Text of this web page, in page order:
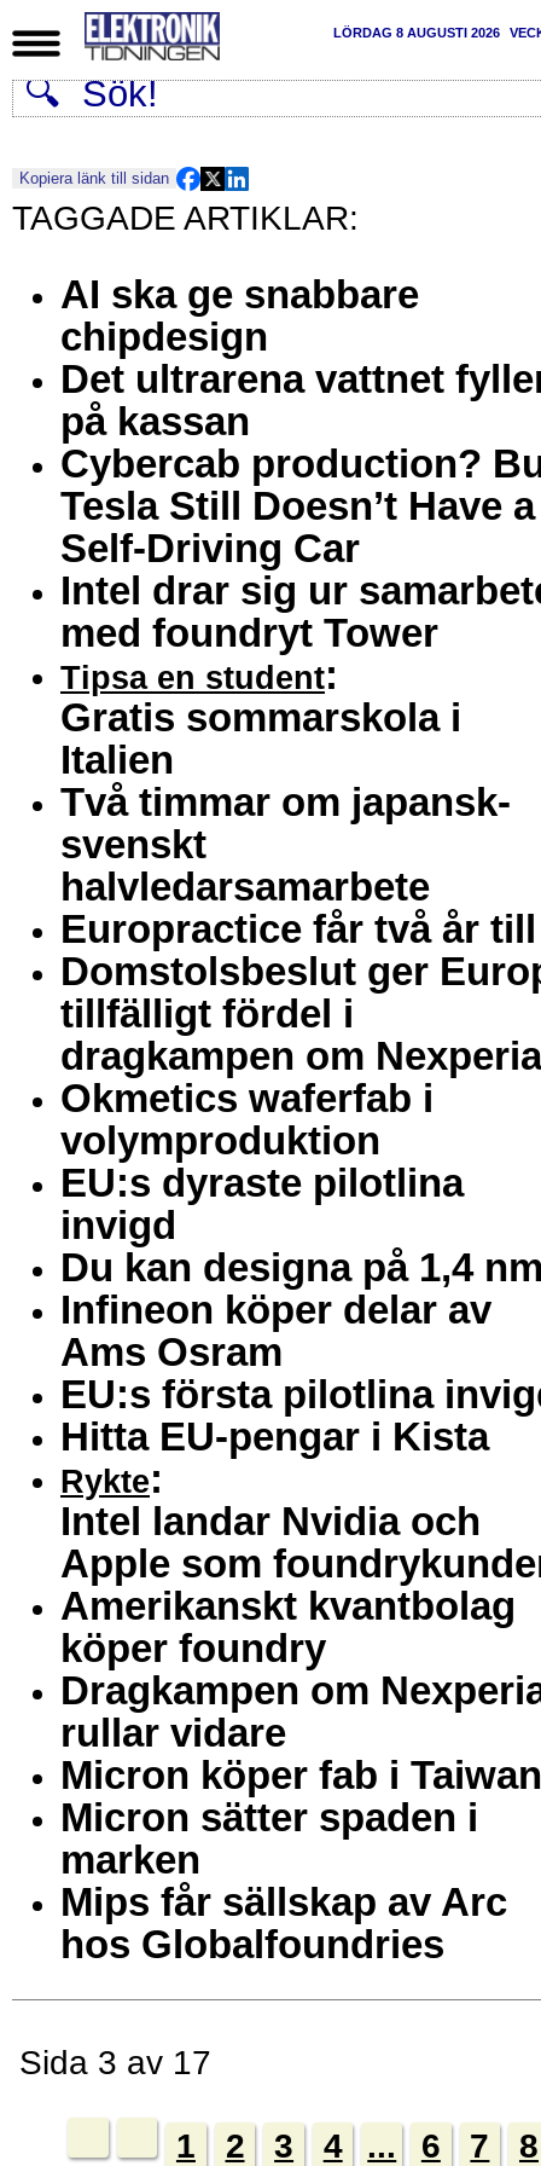
LÖRDAG 8 AUGUSTI 2026
Kopiera länk till sidan
AI ska ge snabbare
chipdesign
Det ultrarena vattnet
på kassan
Cybercab production?
Tesla Still Doesn’t Have a
Self-Driving Car
Intel drar sig ur
med foundryt Tower
Tipsa en student:
Gratis sommarskola i
Italien
Två timmar om japansk-
svenskt
halvledarsamarbete
Europractice får två år till
Domstolsbeslut ger
tillfälligt fördel i
dragkampen om Nexperia
Okmetics waferfab i
volymproduktion
EU:s dyraste pilotlina
invigd
Du kan designa på 1,4
Infineon köper delar av
Ams Osram
EU:s första pilotlina
Hitta EU-pengar i Kista
Rykte:
Intel landar Nvidia och
Apple som
Amerikanskt kvantbolag
köper foundry
Dragkampen om
rullar vidare
Micron köper fab i Taiwan
Micron sätter spaden i
marken
Mips får sällskap av Arc
hos Globalfoundries
Sida 3 av 17
1 2 3 4 ... 6 7 8